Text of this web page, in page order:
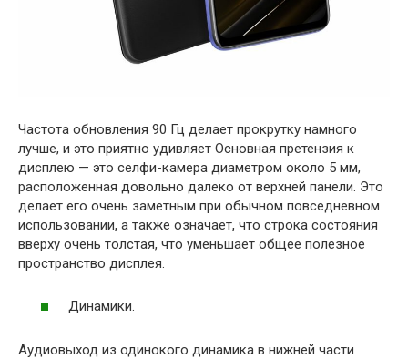
Частота обновления 90 Гц делает прокрутку намного
лучше, и это приятно удивляет Основная претензия к
дисплею — это селфи-камера диаметром около 5 мм,
расположенная довольно далеко от верхней панели. Это
делает его очень заметным при обычном повседневном
использовании, а также означает, что строка состояния
вверху очень толстая, что уменьшает общее полезное
пространство дисплея.
Динамики.
Аудиовыход из одинокого динамика в нижней части